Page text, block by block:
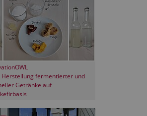
Herstellung fermentierter und
Getränke auf